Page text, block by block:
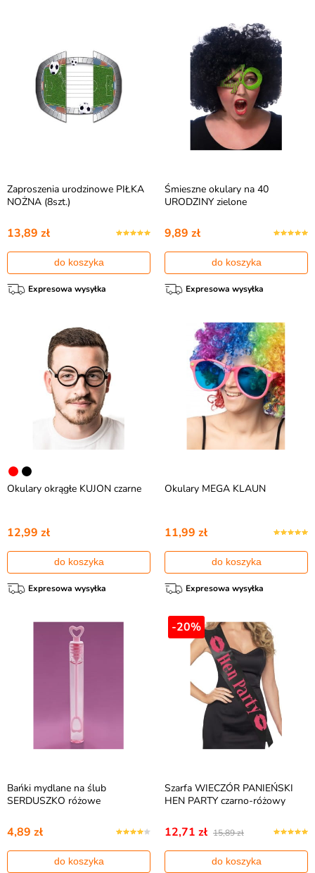
Zaproszenia urodzinowe PIŁKA
NOŻNA (8szt.)
13,89 zł
do koszyka
Expresowa wysyłka
Śmieszne okulary na 40
URODZINY zielone
9,89 zł
do koszyka
Expresowa wysyłka
Okulary okrągłe KUJON czarne
12,99 zł
do koszyka
Expresowa wysyłka
Okulary MEGA KLAUN
11,99 zł
do koszyka
Expresowa wysyłka
Bańki mydlane na ślub
SERDUSZKO różowe
4,89 zł
do koszyka
-20%
Szarfa WIECZÓR PANIEŃSKI
HEN PARTY czarno-różowy
12,71 zł 15,89 zł
do koszyka